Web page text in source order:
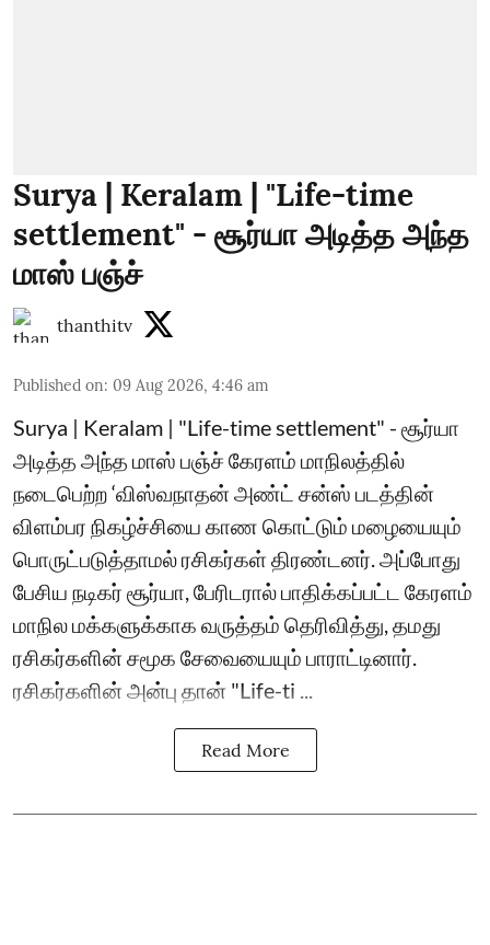
Surya | Keralam | "Life-time
settlement" - சூர்யா அடித்த அந்த
மாஸ் பஞ்ச்
thanthitv
Published on: 09 Aug 2026, 4:46 am
Surya | Keralam | "Life-time settlement" - சூர்யா
அடித்த அந்த மாஸ் பஞ்ச் கேரளம் மாநிலத்தில்
நடைபெற்ற ‘விஸ்வநாதன் அண்ட் சன்ஸ் படத்தின்
விளம்பர நிகழ்ச்சியை காண கொட்டும் மழையையும்
பொருட்படுத்தாமல் ரசிகர்கள் திரண்டனர். அப்போது
பேசிய நடிகர் சூர்யா, பேரிடரால் பாதிக்கப்பட்ட கேரளம்
மாநில மக்களுக்காக வருத்தம் தெரிவித்து, தமது
ரசிகர்களின் சமூக சேவையையும் பாராட்டினார்.
ரசிகர்களின் அன்பு தான் "Life-ti ...
Read More